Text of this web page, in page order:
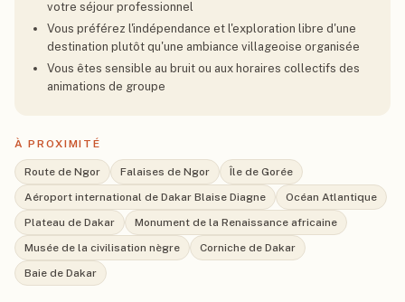
votre séjour professionnel
Vous préférez l'indépendance et l'exploration libre d'une
destination plutôt qu'une ambiance villageoise organisée
Vous êtes sensible au bruit ou aux horaires collectifs des
animations de groupe
À PROXIMITÉ
Route de Ngor Falaises de Ngor
Île de Gorée
Aéroport international de Dakar Blaise Diagne
Océan Atlantique
Plateau de Dakar
Monument de la Renaissance africaine
Musée de la civilisation nègre
Corniche de Dakar
Baie de Dakar